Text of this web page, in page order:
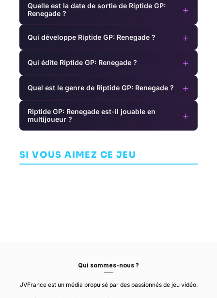
Quelle est la date de sortie de Riptide GP:
Renegade ?
+
Qui développe Riptide GP: Renegade ? +
Qui édite Riptide GP: Renegade ? +
Quel est le genre de Riptide GP: Renegade ? +
Riptide GP: Renegade est-il jouable en
multijoueur ?
+
SI VOUS AIMEZ CE JEU
AVENTURE
Simulator
COURSE
Qui sommes-nous ?
JVFrance est un média propulsé par des passionnés de jeu vidéo.